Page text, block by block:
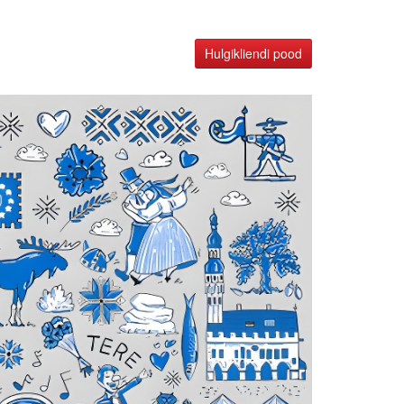
Hulgikliendi pood